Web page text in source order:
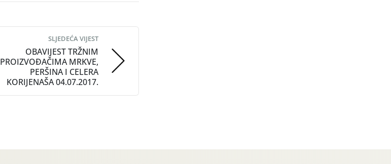
SLJEDEĆA VIJEST
OBAVIJEST TRŽNIM
PROIZVOĐAČIMA MRKVE,
PERŠINA I CELERA
KORIJENAŠA 04.07.2017.